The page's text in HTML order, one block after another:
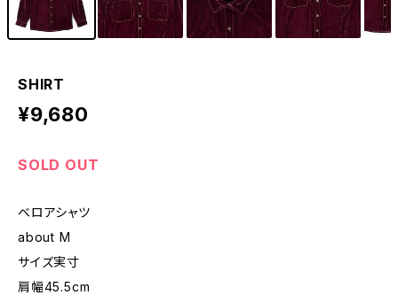
SHIRT
¥9,680
SOLD OUT
ベロアシャツ
about M
サイズ実寸
肩幅45.5cm